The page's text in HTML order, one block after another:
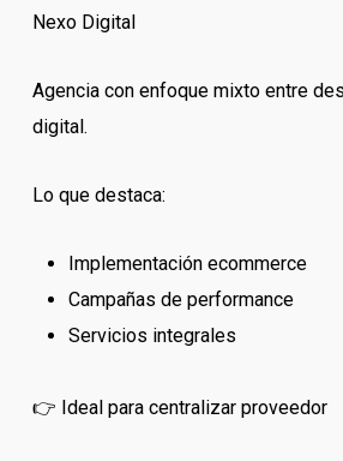
Nexo Digital
Agencia con enfoque mixto entre
digital.
Lo que destaca:
Implementación ecommerce
Campañas de performance
Servicios integrales
👉 Ideal para centralizar proveedor